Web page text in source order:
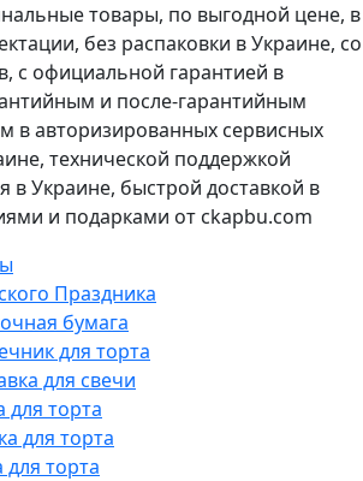
товары, по выгодной цене, в
без распаковки в Украине, со
с официальной гарантией в
и после-гарантийным
в авторизированных сервисных
технической поддержкой
в Украине, быстрой доставкой в
и подарками от ckapbu.com
Праздника
бумага
для торта
для свечи
для торта
для торта
торта